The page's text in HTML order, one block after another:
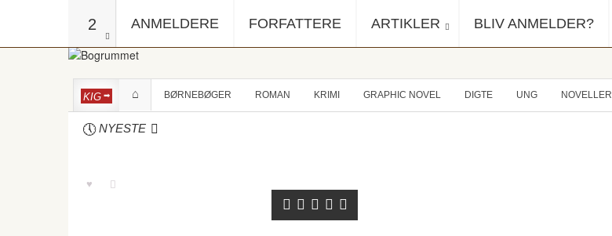
2 ANMELDERE FORFATTERE ARTIKLER BLIV ANMELDER?
KIG BØRNEBØGER ROMAN KRIMI GRAPHIC NOVEL DIGTE UNG NOVELLER
NYESTE